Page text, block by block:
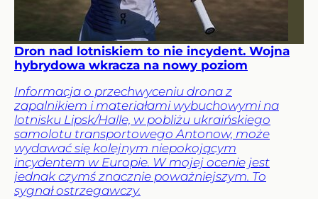
Dron nad lotniskiem to nie incydent. Wojna
hybrydowa wkracza na nowy poziom
Informacja o przechwyceniu drona z
zapalnikiem i materiałami wybuchowymi na
lotnisku Lipsk/Halle, w pobliżu ukraińskiego
samolotu transportowego Antonow, może
wydawać się kolejnym niepokojącym
incydentem w Europie. W mojej ocenie jest
jednak czymś znacznie poważniejszym. To
sygnał ostrzegawczy.